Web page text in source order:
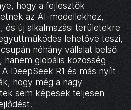
hogy a fejlesztők
az AI-modellekhez,
és új alkalmazási területekre
lehetővé teszi,
néhány vállalat belső
hanem globális közösség
DeepSeek R1 és más nyílt
hogy még a nagy
sem képesek teljesen